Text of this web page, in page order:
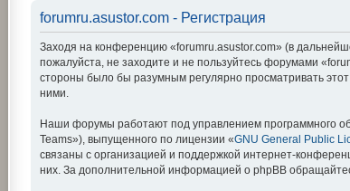
forumru.asustor.com - Регистрация
Заходя на конференцию «forumru.asustor.com» (в
пожалуйста, не заходите и не пользуйтесь форумами
стороны было бы разумным регулярно просматривать
ними.
Наши форумы работают под управлением программного
Teams»), выпущенного по лицензии «GNU General Public
связаны с организацией и поддержкой интернет-
них. За дополнительной информацией о phpBB